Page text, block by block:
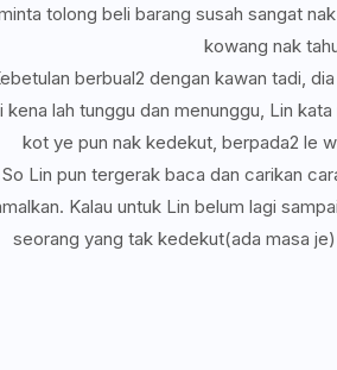
tolong beli barang susah sangat
kowang nak
berbual2 dengan kawan tadi,
kena lah tunggu dan menunggu, Lin
kot ye pun nak kedekut, berpada2 le
So Lin pun tergerak baca dan carikan
Kalau untuk Lin belum lagi
seorang yang tak kedekut(ada masa